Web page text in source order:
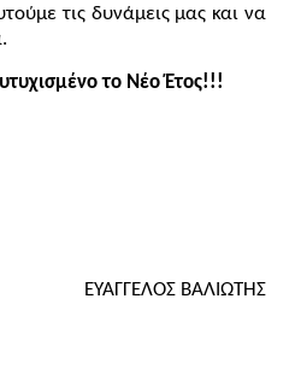
τις δυνάμεις μας και να
το Νέο Έτος!!!
ΕΥΑΓΓΕΛΟΣ ΒΑΛΙΩΤΗΣ